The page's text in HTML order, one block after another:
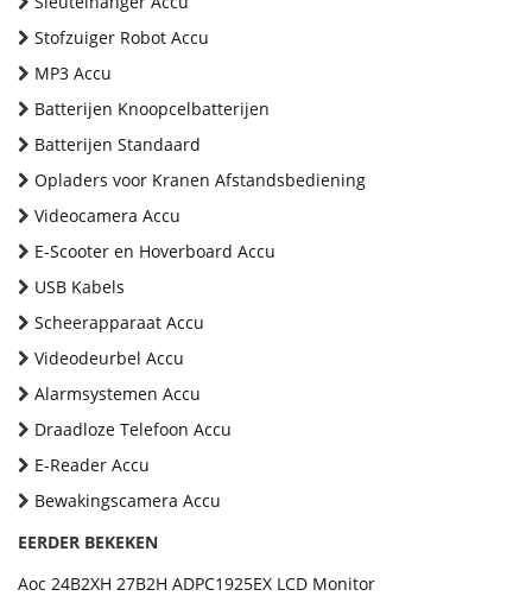
Stofzuiger Robot Accu
MP3 Accu
Batterijen Knoopcelbatterijen
Batterijen Standaard
Opladers voor Kranen Afstandsbediening
Videocamera Accu
E-Scooter en Hoverboard Accu
USB Kabels
Scheerapparaat Accu
Videodeurbel Accu
Alarmsystemen Accu
Draadloze Telefoon Accu
E-Reader Accu
Bewakingscamera Accu
EERDER BEKEKEN
Aoc 24B2XH 27B2H ADPC1925EX LCD Monitor